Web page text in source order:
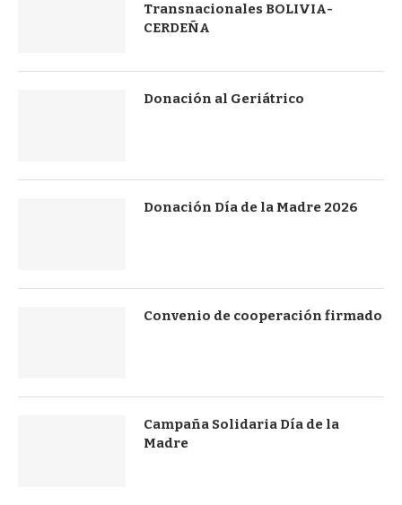
Transnacionales BOLIVIA-
CERDEÑA
Donación al Geriátrico
Donación Día de la Madre 2026
Convenio de cooperación firmado
Campaña Solidaria Día de la
Madre